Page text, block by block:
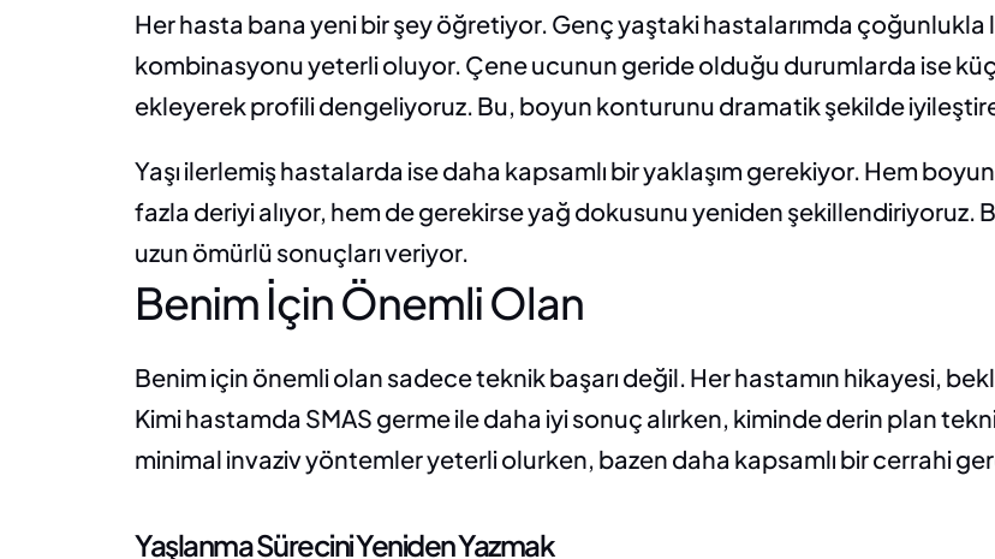
Her hasta bana yeni bir şey öğretiyor. Genç yaştaki hastalarımda
kombinasyonu yeterli oluyor. Çene ucunun geride olduğu durumlarda ise
ekleyerek profili dengeliyoruz. Bu, boyun konturunu dramatik şekilde
Yaşı ilerlemiş hastalarda ise daha kapsamlı bir yaklaşım gerekiyor. Hem
fazla deriyi alıyor, hem de gerekirse yağ dokusunu yeniden şekillendiriyoruz.
uzun ömürlü sonuçları veriyor.
Benim İçin Önemli Olan
Benim için önemli olan sadece teknik başarı değil. Her hastamın hikayesi,
Kimi hastamda SMAS germe ile daha iyi sonuç alırken, kiminde derin plan
minimal invaziv yöntemler yeterli olurken, bazen daha kapsamlı bir cerrahi
Yaşlanma Sürecini Yeniden Yazmak